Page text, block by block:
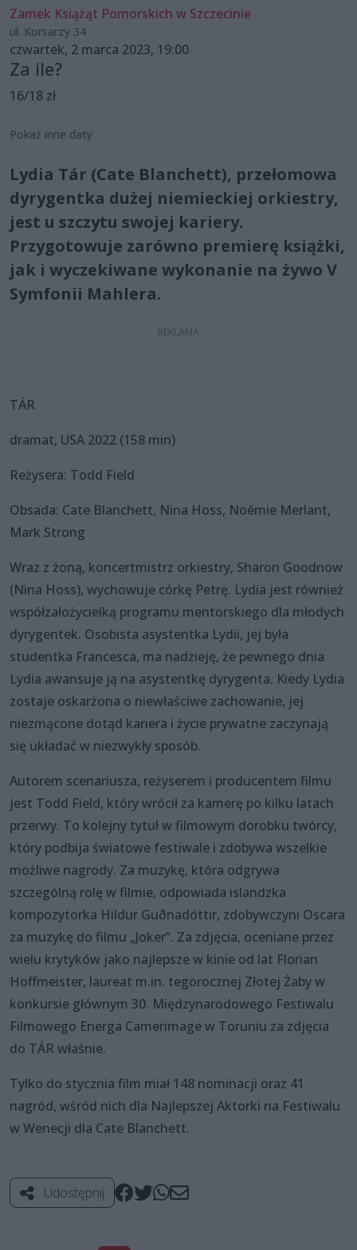
Zamek Książąt Pomorskich w Szczecinie
ul. Korsarzy 34
czwartek, 2 marca 2023, 19:00
Za ile?
16/18 zł
Pokaż inne daty
Lydia Tár (Cate Blanchett), przełomowa
dyrygentka dużej niemieckiej orkiestry,
jest u szczytu swojej kariery.
Przygotowuje zarówno premierę książki,
jak i wyczekiwane wykonanie na żywo V
Symfonii Mahlera.
TÁR
dramat, USA 2022 (158 min)
Reżysera: Todd Field
Obsada: Cate Blanchett, Nina Hoss, Noémie Merlant,
Mark Strong
Wraz z żoną, koncertmistrz orkiestry, Sharon Goodnow
(Nina Hoss), wychowuje córkę Petrę. Lydia jest również
współzałożycielką programu mentorskiego dla młodych
dyrygentek. Osobista asystentka Lydii, jej była
studentka Francesca, ma nadzieję, że pewnego dnia
Lydia awansuje ją na asystentkę dyrygenta. Kiedy Lydia
zostaje oskarżona o niewłaściwe zachowanie, jej
niezmącone dotąd kariera i życie prywatne zaczynają
się układać w niezwykły sposób.
Autorem scenariusza, reżyserem i producentem filmu
jest Todd Field, który wrócił za kamerę po kilku latach
przerwy. To kolejny tytuł w filmowym dorobku twórcy,
który podbija światowe festiwale i zdobywa wszelkie
możliwe nagrody. Za muzykę, która odgrywa
szczególną rolę w filmie, odpowiada islandzka
kompozytorka Hildur Guðnadóttir, zdobywczyni Oscara
za muzykę do filmu „Joker”. Za zdjęcia, oceniane przez
wielu krytyków jako najlepsze w kinie od lat Florian
Hoffmeister, laureat m.in. tegorocznej Złotej Żaby w
konkursie głównym 30. Międzynarodowego Festiwalu
Filmowego Energa Camerimage w Toruniu za zdjęcia
do TÁR właśnie.
Tylko do stycznia film miał 148 nominacji oraz 41
nagród, wśród nich dla Najlepszej Aktorki na Festiwalu
w Wenecji dla Cate Blanchett.
Udostępnij